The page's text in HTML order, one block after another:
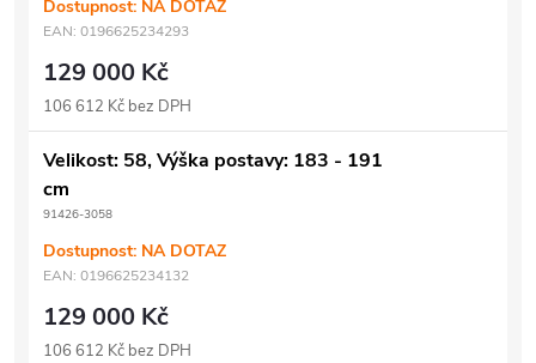
Dostupnost: NA DOTAZ
EAN: 0196625234293
129 000 Kč
106 612 Kč bez DPH
Velikost: 58, Výška postavy: 183 - 191
cm
91426-3058
Dostupnost: NA DOTAZ
EAN: 0196625234132
129 000 Kč
106 612 Kč bez DPH